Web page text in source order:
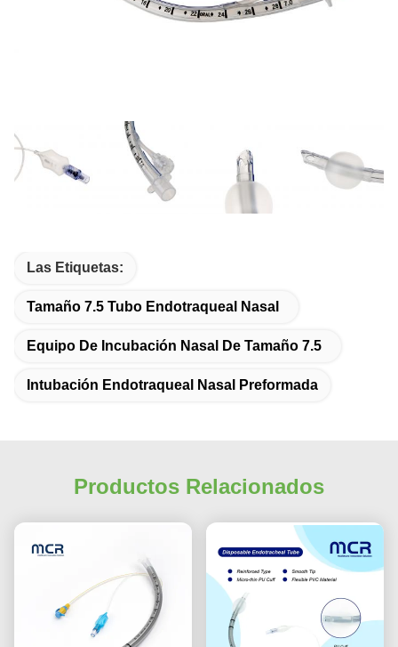
Las Etiquetas:
Tamaño 7.5 Tubo Endotraqueal Nasal
Equipo De Incubación Nasal De Tamaño 7.5
Intubación Endotraqueal Nasal Preformada
Productos Relacionados